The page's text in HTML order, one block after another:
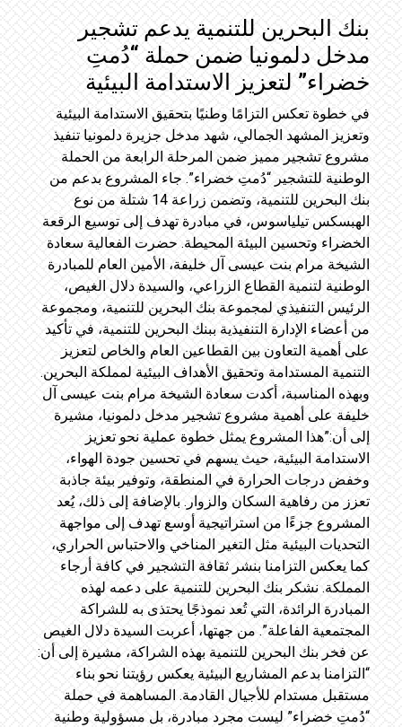
بنك البحرين للتنمية يدعم تشجير
مدخل دلمونيا ضمن حملة “دُمتِ
خضراء” لتعزيز الاستدامة البيئية
في خطوة تعكس التزامًا وطنيًا بتحقيق الاستدامة البيئية
وتعزيز المشهد الجمالي، شهد مدخل جزيرة دلمونيا تنفيذ
مشروع تشجير مميز ضمن المرحلة الرابعة من الحملة
الوطنية للتشجير “دُمتِ خضراء”. جاء المشروع بدعم من
بنك البحرين للتنمية، وتضمن زراعة 14 شتلة من نوع
الهبسكس تيلياسوس، في مبادرة تهدف إلى توسيع الرقعة
الخضراء وتحسين البيئة المحيطة. حضرت الفعالية سعادة
الشيخة مرام بنت عيسى آل خليفة، الأمين العام للمبادرة
الوطنية لتنمية القطاع الزراعي، والسيدة دلال الغيص،
الرئيس التنفيذي لمجموعة بنك البحرين للتنمية، ومجموعة
من أعضاء الإدارة التنفيذية ببنك البحرين للتنمية، في تأكيد
على أهمية التعاون بين القطاعين العام والخاص لتعزيز
التنمية المستدامة وتحقيق الأهداف البيئية لمملكة البحرين.
وبهذه المناسبة، أكدت سعادة الشيخة مرام بنت عيسى آل
خليفة على أهمية مشروع تشجير مدخل دلمونيا، مشيرة
إلى أن:”هذا المشروع يمثل خطوة عملية نحو تعزيز
الاستدامة البيئية، حيث يسهم في تحسين جودة الهواء،
وخفض درجات الحرارة في المنطقة، وتوفير بيئة جاذبة
تعزز من رفاهية السكان والزوار. بالإضافة إلى ذلك، يُعد
المشروع جزءًا من استراتيجية أوسع تهدف إلى مواجهة
التحديات البيئية مثل التغير المناخي والاحتباس الحراري،
كما يعكس التزامنا بنشر ثقافة التشجير في كافة أرجاء
المملكة. نشكر بنك البحرين للتنمية على دعمه لهذه
المبادرة الرائدة، التي تُعد نموذجًا يحتذى به للشراكة
المجتمعية الفاعلة”. من جهتها، أعربت السيدة دلال الغيص
عن فخر بنك البحرين للتنمية بهذه الشراكة، مشيرة إلى أن:
“التزامنا بدعم المشاريع البيئية يعكس رؤيتنا نحو بناء
مستقبل مستدام للأجيال القادمة. المساهمة في حملة
“دُمتِ خضراء” ليست مجرد مبادرة، بل مسؤولية وطنية